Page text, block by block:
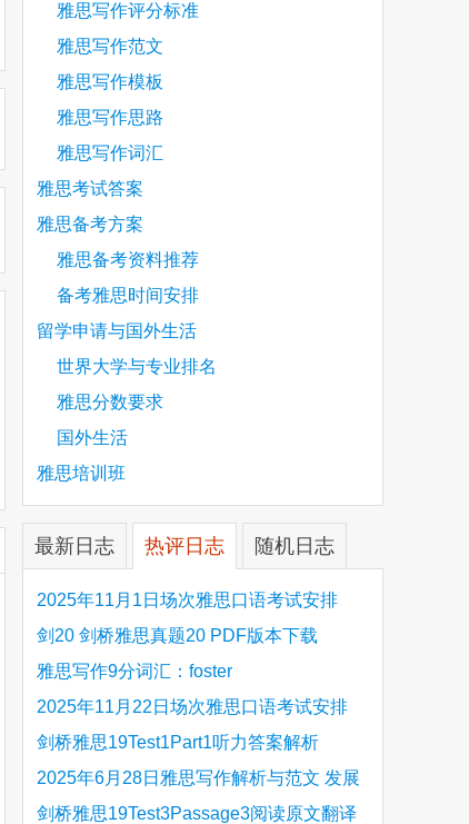
雅思写作评分标准
雅思写作范文
雅思写作模板
雅思写作思路
雅思写作词汇
雅思考试答案
雅思备考方案
雅思备考资料推荐
备考雅思时间安排
留学申请与国外生活
世界大学与专业排名
雅思分数要求
国外生活
雅思培训班
最新日志 热评日志 随机日志
2025年11月1日场次雅思口语考试安排
剑20 剑桥雅思真题20 PDF版本下载
雅思写作9分词汇：foster
2025年11月22日场次雅思口语考试安排
剑桥雅思19Test1Part1听力答案解析
Hinchingbrooke Country Park
2025年6月28日雅思写作解析与范文 发展
旅游业 手把手带你写高分范文
剑桥雅思19Test3Passage3阅读原文翻译